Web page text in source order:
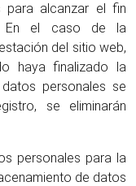
para alcanzar el fin
En el caso de la
del sitio web,
haya finalizado la
personales se
se eliminarán
para la
de datos